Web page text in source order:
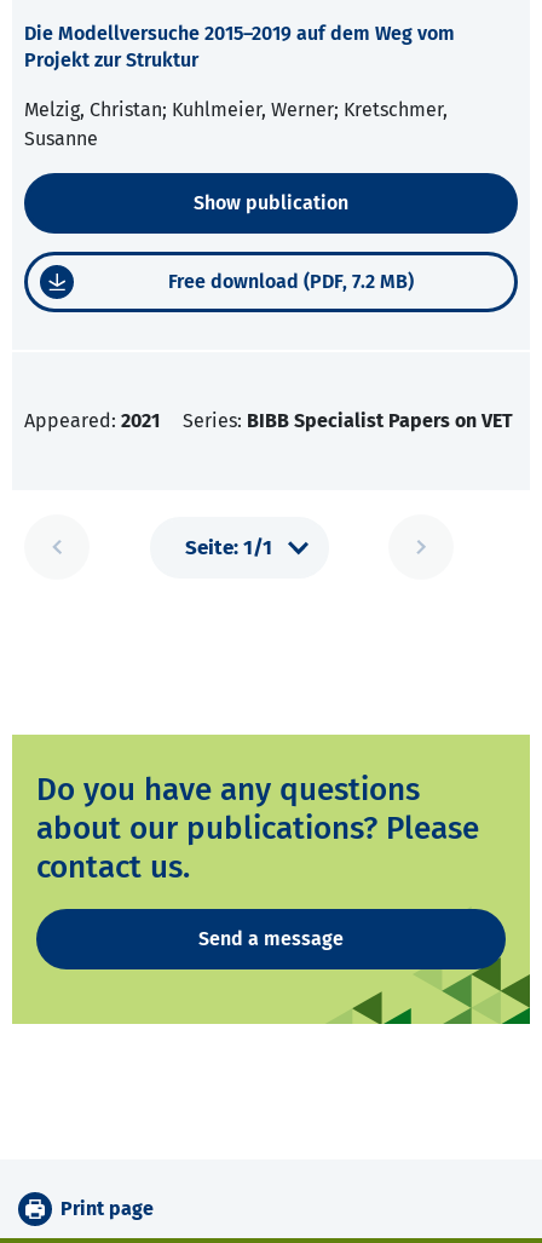
Die Modellversuche 2015–2019 auf dem Weg vom
Projekt zur Struktur
Melzig, Christan; Kuhlmeier, Werner; Kretschmer,
Susanne
Show publication
Free download (PDF, 7.2 MB)
Appeared: 2021 Series: BIBB Specialist Papers on VET
Do you have any questions
about our publications? Please
contact us.
Send a message
Print page